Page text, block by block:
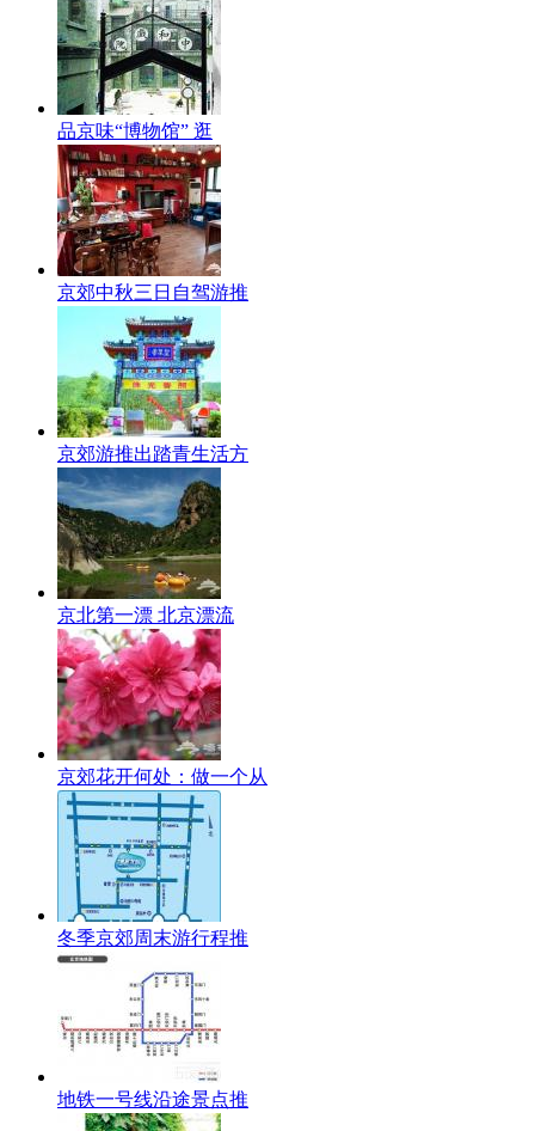
品京味“博物馆” 逛
京郊中秋三日自驾游推
京郊游推出踏青生活方
京北第一漂 北京漂流
京郊花开何处：做一个从
冬季京郊周末游行程推
地铁一号线沿途景点推